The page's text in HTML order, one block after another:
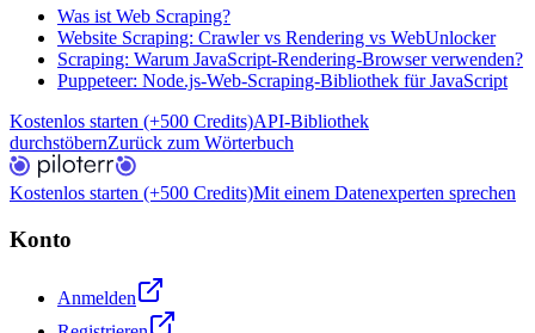
Was ist Web Scraping?
Website Scraping: Crawler vs Rendering vs WebUnlocker
Scraping: Warum JavaScript-Rendering-Browser verwenden?
Puppeteer: Node.js-Web-Scraping-Bibliothek für JavaScript
Kostenlos starten (+500 Credits)API-Bibliothek
durchstöbernZurück zum Wörterbuch
Kostenlos starten (+500 Credits)Mit einem Datenexperten sprechen
Konto
Anmelden